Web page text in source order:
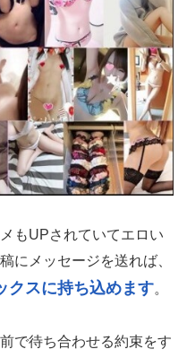
もUPされていてエロい
にメッセージを送れば、
クスに持ち込めます。
で待ち合わせる約束をす